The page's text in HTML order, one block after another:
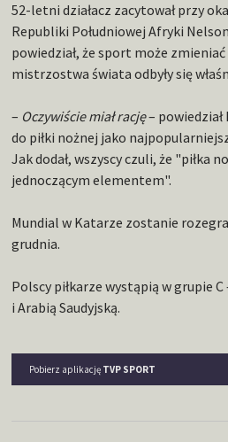
52-letni działacz zacytował przy
Republiki Południowej Afryki
powiedział, że sport może
mistrzostwa świata odbyły się
– Oczywiście miał rację–
do piłki nożnej jako
Jak dodał, wszyscy czuli, że "piłka
jednoczącym elementem".
Mundial w Katarze zostanie
grudnia.
Polscy piłkarze wystąpią w grupie
i Arabią Saudyjską.
Pobierz aplikację TVP SPORT